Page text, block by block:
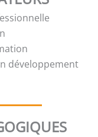
développement